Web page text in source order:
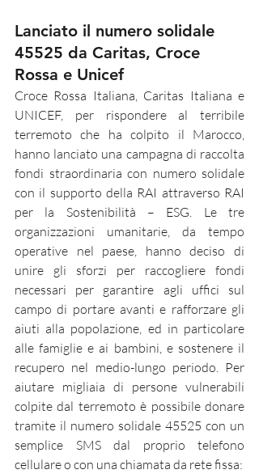
Lanciato il numero solidale
45525 da Caritas, Croce
Rossa e Unicef
Croce Rossa Italiana, Caritas Italiana e
UNICEF, per rispondere al terribile
terremoto che ha colpito il Marocco,
hanno lanciato una campagna di raccolta
fondi straordinaria con numero solidale
con il supporto della RAI attraverso RAI
per la Sostenibilità – ESG. Le tre
organizzazioni umanitarie, da tempo
operative nel paese, hanno deciso di
unire gli sforzi per raccogliere fondi
necessari per garantire agli uffici sul
campo di portare avanti e rafforzare gli
aiuti alla popolazione, ed in particolare
alle famiglie e ai bambini, e sostenere il
recupero nel medio-lungo periodo. Per
aiutare migliaia di persone vulnerabili
colpite dal terremoto è possibile donare
tramite il numero solidale 45525 con un
semplice SMS dal proprio telefono
cellulare o con una chiamata da rete fissa: